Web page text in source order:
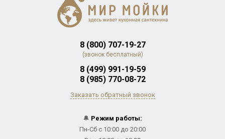
8 (800) 707-19-27
(звонок бесплатный)
8 (499) 991-19-59
8 (985) 770-08-72
Заказать обратный звонок
🔔 Режим работы:
Пн-Сб с 10:00 до 20:00